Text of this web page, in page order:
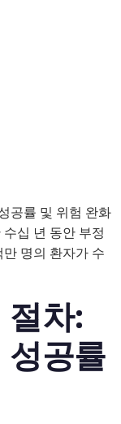
공률 및 위험 완화
십 년 동안 부정
명의 환자가 수
절차:
성공률